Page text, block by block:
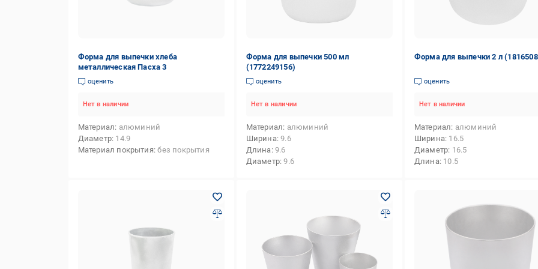
Форма для выпечки хлеба
металлическая Пасха 3
оценить
Нет в наличии
Материал алюминий
Диаметр 14.9
Материал покрытия без покрытия
Форма для выпечки 500 мл
(1772249156)
оценить
Нет в наличии
Материал алюминий
Ширина 9.6
Длина 9.6
Диаметр 9.6
Форма для выпечки 2 л
оценить
Нет в наличии
Материал алюминий
Ширина 16.5
Диаметр 16.5
Длина 10.5